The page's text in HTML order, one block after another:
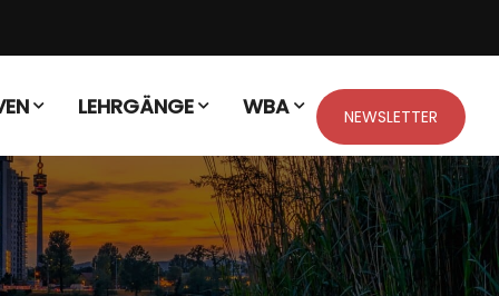
LEHRGÄNGE WBA NEWSLETTER